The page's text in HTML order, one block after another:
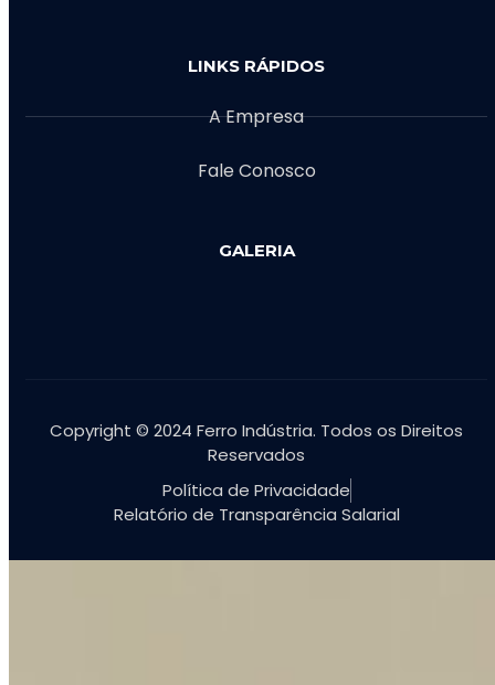
LINKS RÁPIDOS
A Empresa
Fale Conosco
GALERIA
Copyright © 2024 Ferro Indústria. Todos os Direitos
Reservados
Política de Privacidade
Relatório de Transparência Salarial